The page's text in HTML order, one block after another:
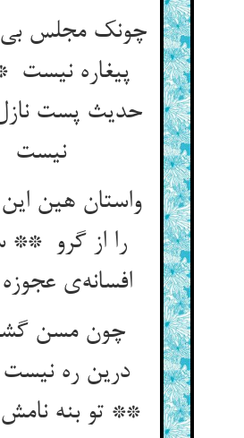
چونک مجلس
پیغاره نیست
حدیث پست
نیست
واستان هین
را از گرو **
افسانه‌ی عجوزه باز رو
چون مسن
درین ره نیست
** تو بنه